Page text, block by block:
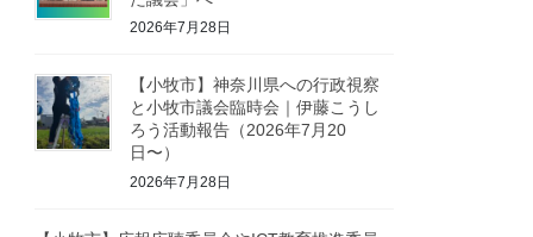
2026年7月28日
【小牧市】神奈川県への行政視察
と小牧市議会臨時会｜伊藤こうし
ろう活動報告（2026年7月20
日〜）
2026年7月28日